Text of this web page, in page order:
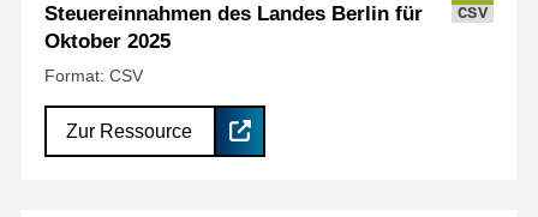
Steuereinnahmen des Landes Berlin für
Oktober 2025
CSV
Format: CSV
Zur Ressource